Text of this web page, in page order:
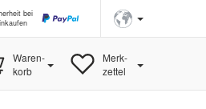
bei
Waren-
korb
Merk-
zettel